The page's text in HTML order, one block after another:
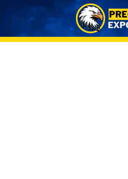
conteúdo